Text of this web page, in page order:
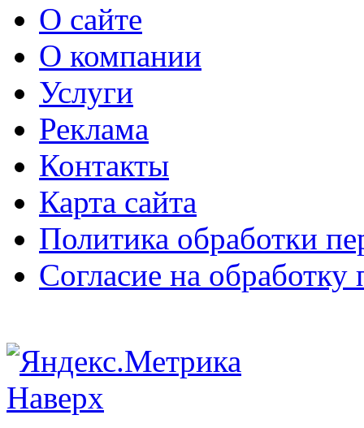
О сайте
О компании
Услуги
Реклама
Контакты
Карта сайта
Политика обработки
Согласие на
Наверх